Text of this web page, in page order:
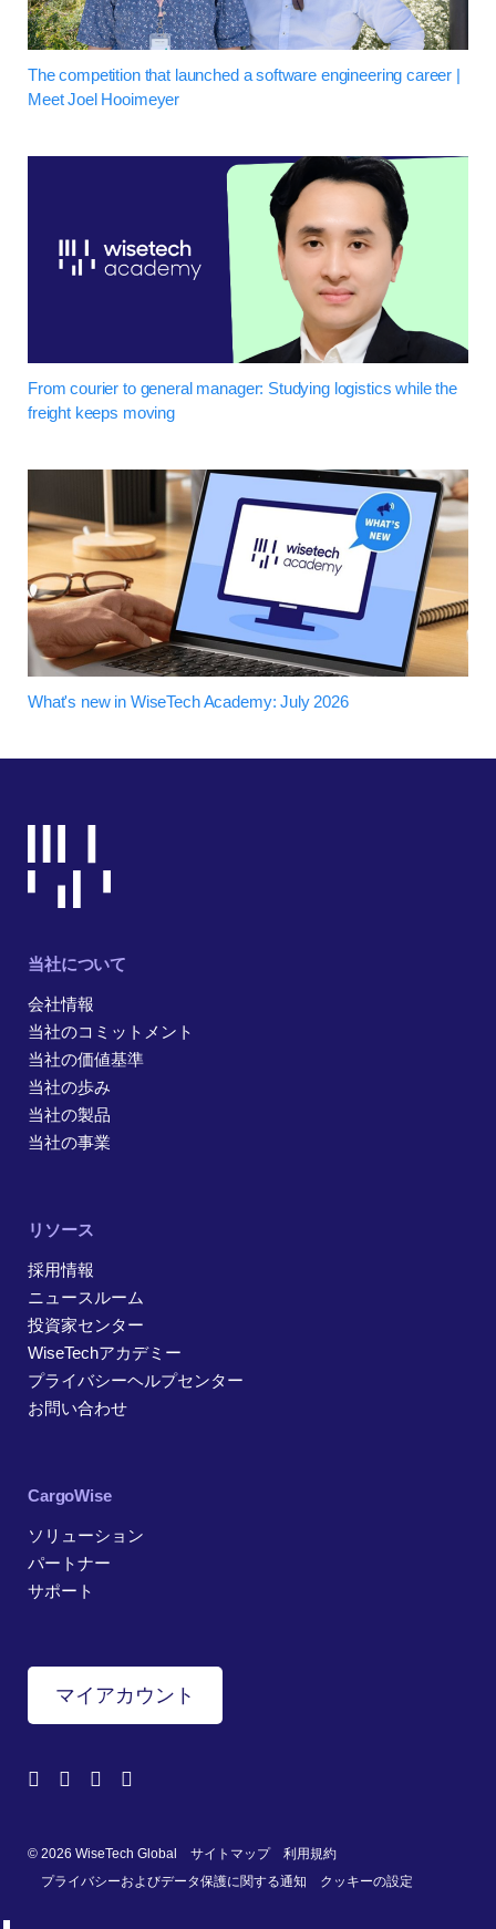
The competition that launched a software engineering career |
Meet Joel Hooimeyer
From courier to general manager: Studying logistics while the
freight keeps moving
What's new in WiseTech Academy: July 2026
当社について
会社情報
当社のコミットメント
当社の価値基準
当社の歩み
当社の製品
当社の事業
リソース
採用情報
ニュースルーム
投資家センター
WiseTechアカデミー
プライバシーヘルプセンター
お問い合わせ
CargoWise
ソリューション
パートナー
サポート
マイアカウント
© 2026 WiseTech Global サイトマップ
利用規約
プライバシーおよびデータ保護に関する通知
クッキーの設定